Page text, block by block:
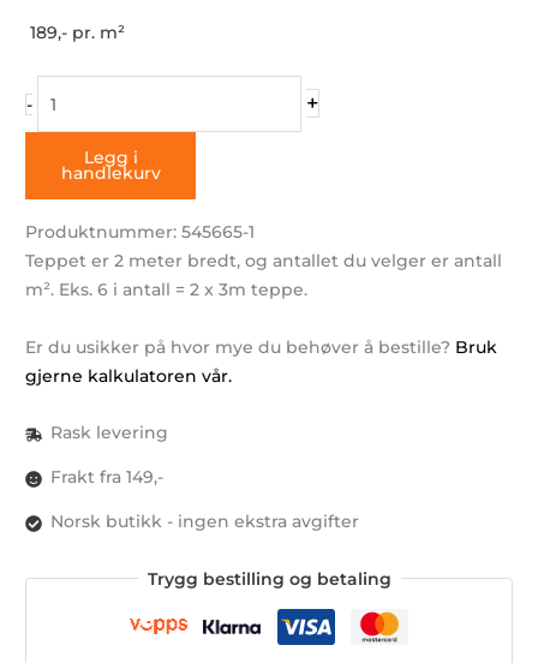
189,- pr. m²
-
campervan
(vegg
/
tak),
svart
(2m
antall
+
Legg i
handlekurv
Produktnummer: 545665-1
Teppet er 2 meter bredt, og antallet du velger er antall
m². Eks. 6 i antall = 2 x 3m teppe.
Er du usikker på hvor mye du behøver å bestille? Bruk
gjerne kalkulatoren vår.
Rask levering
Frakt fra 149,-
Norsk butikk - ingen ekstra avgifter
Trygg bestilling og betaling